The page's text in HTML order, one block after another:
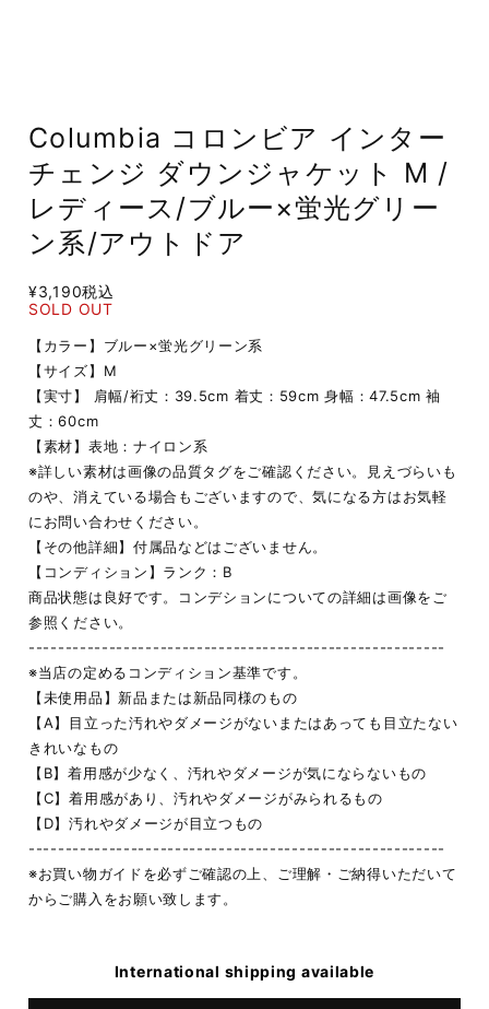
Columbia コロンビア インター
チェンジ ダウンジャケット M /
レディース/ブルー×蛍光グリー
ン系/アウトドア
¥3,190税込
SOLD OUT
【カラー】ブルー×蛍光グリーン系
【サイズ】M
【実寸】 肩幅/裄丈：39.5cm 着丈：59cm 身幅：47.5cm 袖
丈：60cm
【素材】表地：ナイロン系
※詳しい素材は画像の品質タグをご確認ください。見えづらいも
のや、消えている場合もございますので、気になる方はお気軽
にお問い合わせください。
【その他詳細】付属品などはございません。
【コンディション】ランク：B
商品状態は良好です。コンデションについての詳細は画像をご
参照ください。
---------------------------------------------------------
※当店の定めるコンディション基準です。
【未使用品】新品または新品同様のもの
【A】目立った汚れやダメージがないまたはあっても目立たない
きれいなもの
【B】着用感が少なく、汚れやダメージが気にならないもの
【C】着用感があり、汚れやダメージがみられるもの
【D】汚れやダメージが目立つもの
---------------------------------------------------------
※お買い物ガイドを必ずご確認の上、ご理解・ご納得いただいて
からご購入をお願い致します。
International shipping available